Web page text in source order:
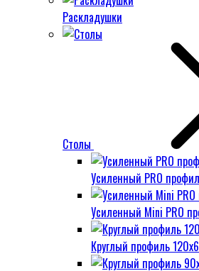
Раскладушки
Столы
Усиленный PRO
Усиленный Mini PRO
Круглый профиль